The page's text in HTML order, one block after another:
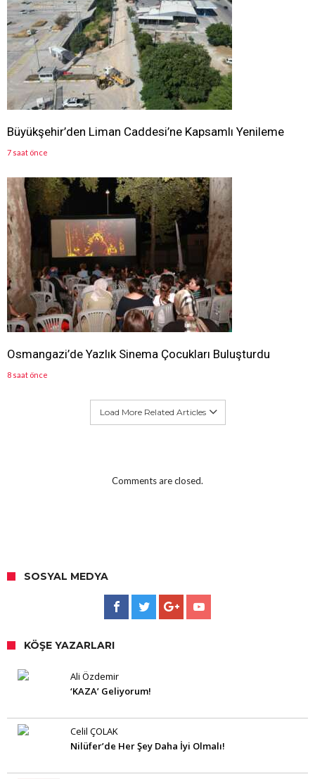
Büyükşehir’den Liman Caddesi’ne Kapsamlı Yenileme
7 saat önce
Osmangazi’de Yazlık Sinema Çocukları Buluşturdu
8 saat önce
Load More Related Articles
Comments are closed.
SOSYAL MEDYA
KÖŞE YAZARLARI
Ali Özdemir
‘KAZA’ Geliyorum!
Celil ÇOLAK
Nilüfer’de Her Şey Daha İyi Olmalı!